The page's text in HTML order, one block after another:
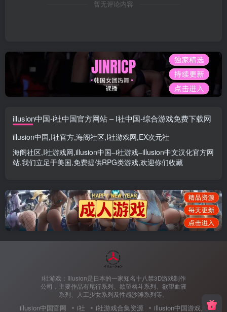
暂无评论内容
illusion中国-i社中国官方网站 – I社中国-综合游戏免费下载网
illusion中国,I社官方,海阁社区,I社游戏网,EX次元社
海阁社区,I社游戏网,illusion中国–i社游戏–illusion中文汉化官方网
站,我们立足于美国,免费提供RPG类游戏,欢迎你们收藏
i社游戏：Illusion是日本的一家知名十八禁3D游戏制作
公司，主要作品有尾行系列、欲望格斗系列、欲望血液
系列、人工少女系列及性感沙滩系列等。
illusion中国官网 i社 i社游戏合集资源
illusion中国游戏入